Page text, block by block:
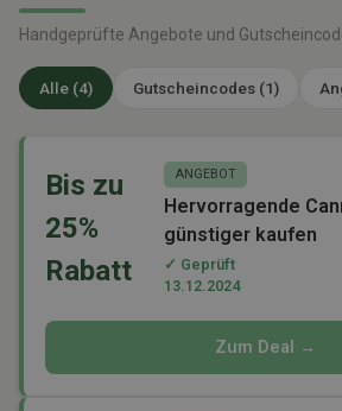
Handgeprüfte Angebote und
Alle (4) Gutscheincodes (1)
Bis zu
25%
Rabatt
ANGEBOT
Hervorragende
günstiger kaufen
✓ Geprüft
13.12.2024
Zum Deal →